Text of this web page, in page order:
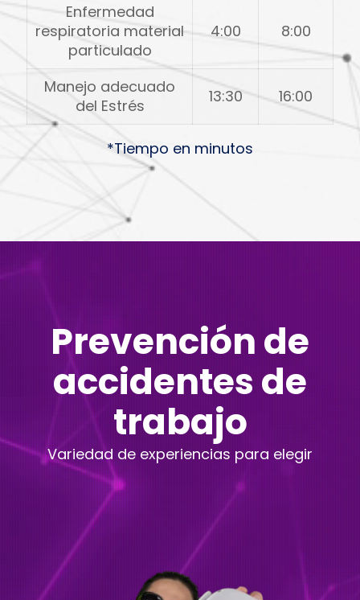
Enfermedad
respiratoria material
particulado
4:00 8:00
Manejo adecuado
del Estrés
13:30 16:00
*Tiempo en minutos
Prevención de
accidentes de
trabajo
Variedad de experiencias para elegir